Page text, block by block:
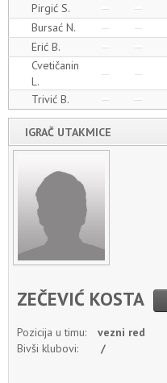
Pirgić S.
Bursać N.
Erić B.
Cvetičanin
L.
Trivić B.
IGRAČ UTAKMICE
ZEČEVIĆ KOSTA
Pozicija u timu:
vezni red
Bivši klubovi:
/